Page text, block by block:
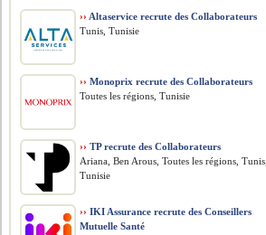
›› Altaservice recrute des Collaborateurs
Tunis, Tunisie
›› Monoprix recrute des Collaborateurs
Toutes les régions, Tunisie
›› TP recrute des Collaborateurs
Ariana, Ben Arous, Toutes les régions, Tunis,
Tunisie
›› IKI Assurance recrute des Conseillers
Mutuelle Santé